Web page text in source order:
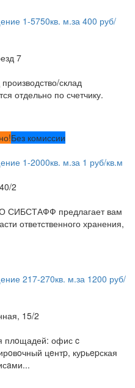
1-5750кв. м.за 400 руб/
7
склад
отдельно по счетчику.
Без комиссии
1-2000кв. м.за 1 руб/кв.м
2
СИБСТАФФ предлагает вам
ответственного хранения,
217-270кв. м.за 1200 руб/
15/2
плoщадей: офис c
цeнтp, куpьepская